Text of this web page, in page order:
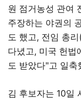
원 점거농성 관여
주장하는 야권의
도 했고, 전임 총
다녔고, 미국 헌법
도 받았다"고 일축
김 후보자는 10일